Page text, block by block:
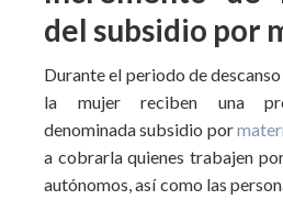
del subsidio por
Durante el periodo de
la mujer reciben una
denominada subsidio por
a cobrarla quienes trabajen
autónomos, así como las